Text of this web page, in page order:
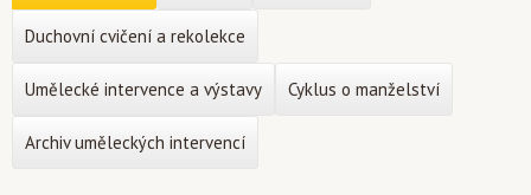
Duchovní cvičení a rekolekce
Umělecké intervence a výstavy Cyklus o manželství
Archiv uměleckých intervencí